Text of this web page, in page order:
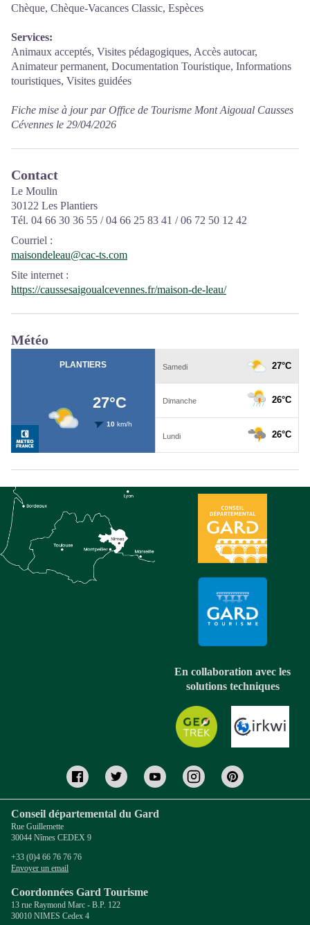
Chèque, Chèque-Vacances Classic, Espèces
Services:
Animaux acceptés, Visites pédagogiques, Accès autocar,
Animateur permanent, Documentation Touristique, Informations
touristiques, Visites guidées
Fiche mise à jour par Office de Tourisme Mont Aigoual Causses
Cévennes le 29/04/2026
Contact
Le Moulin
30122 Les Plantiers
Tél. 04 66 30 36 55 / 04 66 25 83 41 / 06 72 50 12 42
Courriel :
maisondeleau@cac-ts.com
Site internet :
https://caussesaigoualcevennes.fr/maison-de-leau/
Météo
En collaboration avec les
solutions techniques
Conseil départemental du Gard
Rue Guillemette
30044 Nîmes CEDEX 9
+33 (0)4 66 76 76 76
Envoyer un email
Coordonnées Gard Tourisme
13 rue Raymond Marc - B.P. 122
30010 NIMES Cedex 4